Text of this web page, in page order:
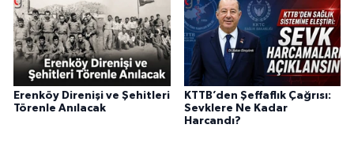
Erenköy Direnişi ve Şehitleri
Törenle Anılacak
KTTB’den Şeffaflık Çağrısı:
Sevklere Ne Kadar
Harcandı?